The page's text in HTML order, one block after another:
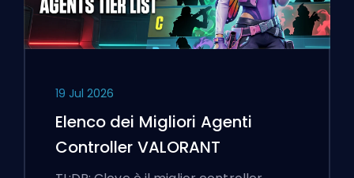
19 Jul 2026
Elenco dei Migliori Agenti
Controller VALORANT